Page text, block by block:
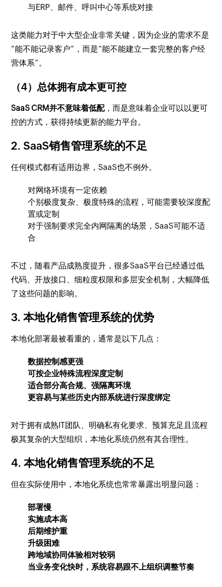
与ERP、邮件、呼叫中心等系统对接
这类能力对于中大型企业非常关键，因为企业的需求不是
“能不能记录客户”，而是“能不能建立一套完整的客户经
营体系”。
（4）总体拥有成本更可控
SaaS CRM并不意味着低配，而是意味着企业可以以更可
控的方式，获得持续更新的能力平台。
2. SaaS销售管理系统的不足
任何模式都有适用边界，SaaS也不例外。
对网络环境有一定依赖
个别极度复杂、极度特殊的流程，可能需要较深度配
置或定制
对于强制要求完全内网隔离的场景，SaaS可能不适
合
不过，随着产品成熟度提升，很多SaaS平台已经通过低
代码、开放接口、细粒度权限和多层安全机制，大幅降低
了这些问题的影响。
3. 本地化销售管理系统的优势
本地化部署最被看重的，通常是以下几点：
数据控制感更强
可按企业特殊流程深度定制
适合部分高合规、强隔离环境
更容易与某些历史内部系统进行深度绑定
对于拥有成熟IT团队、明确私有化要求、预算充足且流程
极其复杂的大型组织，本地化系统仍然有其合理性。
4. 本地化销售管理系统的不足
但在实际使用中，本地化系统也常常暴露出明显问题：
部署慢
实施成本高
后期维护重
升级困难
跨地域协同体验相对较弱
当业务变化快时，系统容易跟不上组织调整节奏